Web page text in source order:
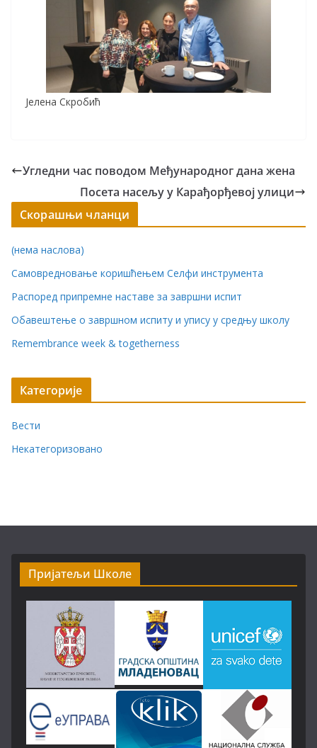
Јелена Скробић
Угледни час поводом Међународног дана жена
Посета насељу у Карађорђевој улици
Скорашњи чланци
(нема наслова)
Самовредновање коришћењем Селфи инструмента
Распоред припремне наставе за завршни испит
Обавештење о завршном испиту и упису у средњу школу
Remembrance week & togetherness
Категорије
Вести
Некатегоризовано
Пријатељи Школе